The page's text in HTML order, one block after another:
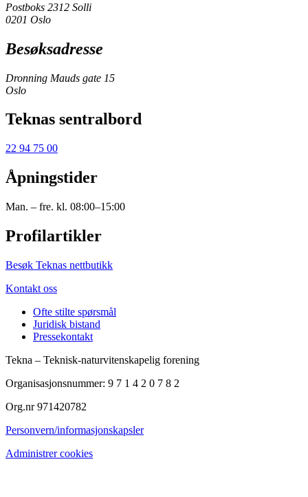
Postboks 2312 Solli
0201 Oslo
Besøksadresse
Dronning Mauds gate 15
Oslo
Teknas sentralbord
22 94 75 00
Åpningstider
Man. – fre. kl. 08:00–15:00
Profilartikler
Besøk Teknas nettbutikk
Kontakt oss
Ofte stilte spørsmål
Juridisk bistand
Pressekontakt
Tekna – Teknisk-naturvitenskapelig forening
Organisasjonsnummer: 9 7 1 4 2 0 7 8 2
Org.nr 971420782
Personvern/informasjonskapsler
Administrer cookies